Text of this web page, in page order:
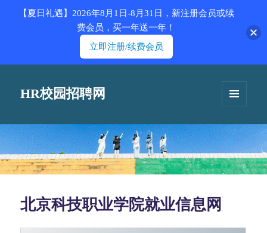
HR校园招聘网
北京科技职业学院就业信息网
【夏日礼遇】2026年8月1日-8月31日，新注册会员或续
费会员，买一年送一年！
立即注册/续费会员